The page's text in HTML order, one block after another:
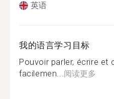
英语
我的语言学习目标
Pouvoir parler, écrire et
facilemen...阅读更多